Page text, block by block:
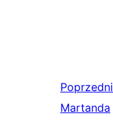
Poprzedni
Martanda